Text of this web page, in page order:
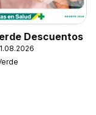
Descuentos